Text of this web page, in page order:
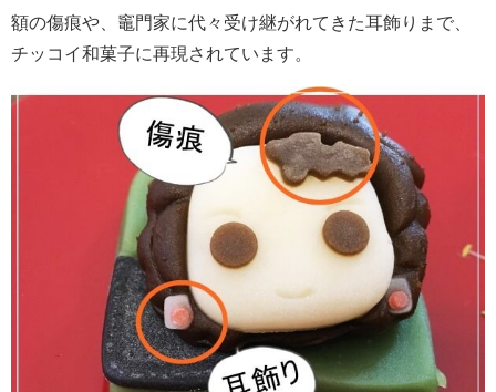
額の傷痕や、竈門家に代々受け継がれてきた耳飾りまで、
チッコイ和菓子に再現されています。